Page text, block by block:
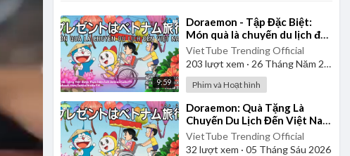
9:59
⁣Doraemon - Tập Đặc Biệt:
Món quà là chuyến du lịch đến
Việt Nam | Vietsub
VietTube Trending Official
203 lượt xem · 26 Tháng Năm 2026
Phim và Hoạt hình
⁣Doraemon: Quà Tặng Là
Chuyến Du Lịch Đến Việt Nam
- Tập Đặc Biệt | Bản Lồng
Tiếng Full
VietTube Trending Official
32 lượt xem · 05 Tháng Sáu 2026